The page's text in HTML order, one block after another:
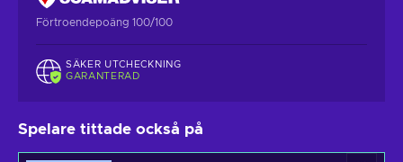
Förtroendepoäng 100/100
SÄKER UTCHECKNING
GARANTERAD
Spelare tittade också på